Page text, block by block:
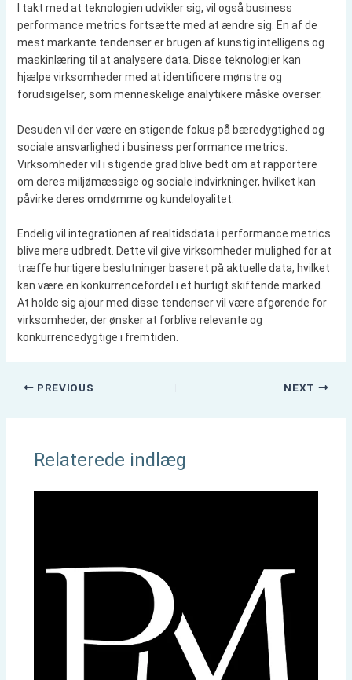
I takt med at teknologien udvikler sig, vil også business
performance metrics fortsætte med at ændre sig. En af de
mest markante tendenser er brugen af kunstig intelligens og
maskinlæring til at analysere data. Disse teknologier kan
hjælpe virksomheder med at identificere mønstre og
forudsigelser, som menneskelige analytikere måske overser.
Desuden vil der være en stigende fokus på bæredygtighed og
sociale ansvarlighed i business performance metrics.
Virksomheder vil i stigende grad blive bedt om at rapportere
om deres miljømæssige og sociale indvirkninger, hvilket kan
påvirke deres omdømme og kundeloyalitet.
Endelig vil integrationen af realtidsdata i performance metrics
blive mere udbredt. Dette vil give virksomheder mulighed for at
træffe hurtigere beslutninger baseret på aktuelle data, hvilket
kan være en konkurrencefordel i et hurtigt skiftende marked.
At holde sig ajour med disse tendenser vil være afgørende for
virksomheder, der ønsker at forblive relevante og
konkurrencedygtige i fremtiden.
PREVIOUS NEXT
Relaterede indlæg